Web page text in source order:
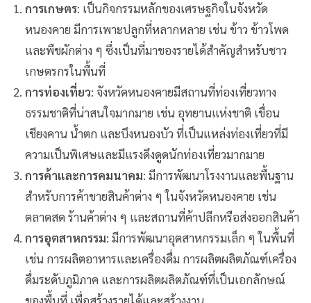
การเกษตร: เป็นกิจกรรมหลักของเศรษฐกิจในจังหวัด
หนองคาย มีการเพาะปลูกที่หลากหลาย เช่น ข้าว ข้าวโพด
และพืชผักต่าง ๆ ซึ่งเป็นที่มาของรายได้สำคัญสำหรับชาว
เกษตรกรในพื้นที่
การท่องเที่ยว: จังหวัดหนองคายมีสถานที่ท่องเที่ยวทาง
ธรรมชาติที่น่าสนใจมากมาย เช่น อุทยานแห่งชาติ เขื่อน
เชียงคาน น้ำตก และบึงหนองบัว ที่เป็นแหล่งท่องเที่ยวที่มี
ความเป็นพิเศษและมีแรงดึงดูดนักท่องเที่ยวมากมาย
การค้าและการคมนาคม: มีการพัฒนาโรงงานและพื้นฐาน
สำหรับการค้าขายสินค้าต่าง ๆ ในจังหวัดหนองคาย เช่น
ตลาดสด ร้านค้าต่าง ๆ และสถานที่ค้าปลีกหรือส่งออกสินค้า
การอุตสาหกรรม: มีการพัฒนาอุตสาหกรรมเล็ก ๆ ในพื้นที่
เช่น การผลิตอาหารและเครื่องดื่ม การผลิตผลิตภัณฑ์เครื่อง
ดื่มระดับภูมิภาค และการผลิตผลิตภัณฑ์ที่เป็นเอกลักษณ์